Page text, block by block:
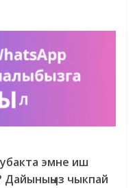
эмне иш
чыкпай